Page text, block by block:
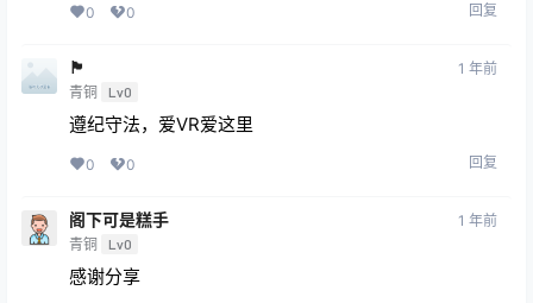
0 0 回复
🏴
青铜 Lv0
1 年前
遵纪守法，爱VR爱这里
0 0 回复
阁下可是糕手
青铜 Lv0
1 年前
感谢分享